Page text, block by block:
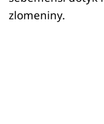
zlomeniny.